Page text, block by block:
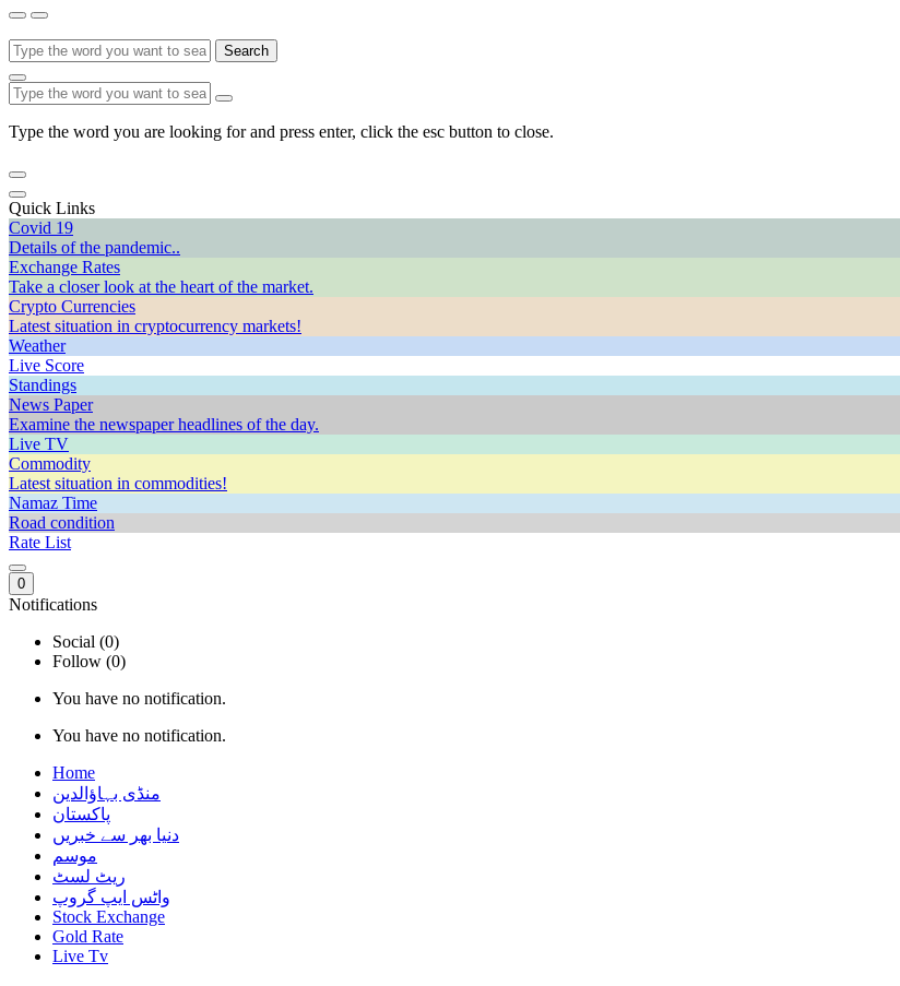
Search
Type the word you are looking for and press enter, click the esc button to close.
Quick Links
Covid 19
Details of the pandemic..
Exchange Rates
Take a closer look at the heart of the market.
Crypto Currencies
Latest situation in cryptocurrency markets!
Weather
Live Score
Standings
News Paper
Examine the newspaper headlines of the day.
Live TV
Commodity
Latest situation in commodities!
Namaz Time
Road condition
Rate List
0
Notifications
Social (0)
Follow (0)
You have no notification.
You have no notification.
Home
منڈی بہاؤالدین
پاکستان
دنیا بھر سے خبریں
موسم
ریٹ لسٹ
واٹس ایپ گروپ
Stock Exchange
Gold Rate
Live Tv